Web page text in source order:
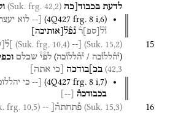
לדעת בכבוד[כה (Suk. frg. 42,2)
(4Q427 frg. 8 i,6)
[-- לוא
ו֯ל֯ ספ ר֯ נ֯פ֯ל֯ אותיכה
15
(Suk. 15,2)
[--
(Suk. frg. 10,4) ]ל֯
(י֯ה֯ללו֯כה / י֯ה֯ללו֯כה) לפ֯י֯ שכלם
42,3) בכ]בודכה [כי אתה]
(4Q427 frg. 8 i,7)
[-- כי
בכבודכה֯
--
16
(Suk. 15,3) פ֯תחתה֯[ --
(Suk. frg. 10,5)